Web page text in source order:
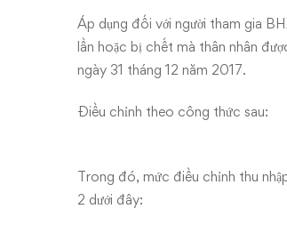
Áp dụng đối với người tham gia
lần hoặc bị chết mà thân nhân
ngày 31 tháng 12 năm 2017.
Điều chỉnh theo công thức sau:
Trong đó, mức điều chỉnh thu
2 dưới đây: